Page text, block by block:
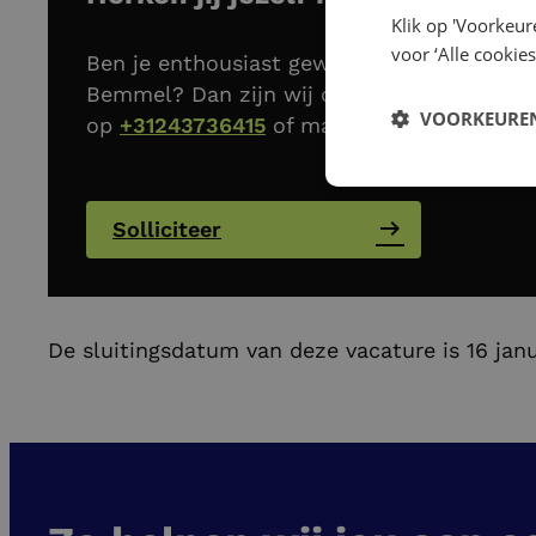
Ben je enthousiast geworden om als
Bemmel? Dan zijn wij op zoek naar jou!
op +31243736415 of mail naar
Solliciteer
De sluitingsdatum van deze vacature is 16
Klik op
voor ‘Alle